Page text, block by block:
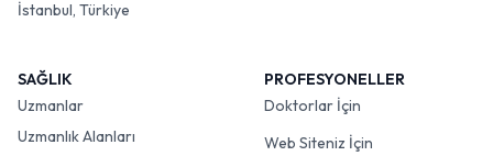
İstanbul, Türkiye
SAĞLIK
Uzmanlar
Uzmanlık Alanları
PROFESYONELLER
Doktorlar İçin
Web Siteniz İçin